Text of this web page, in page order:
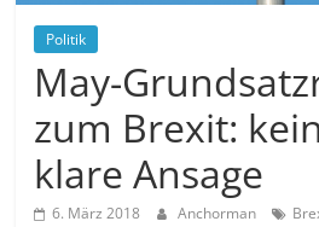
Politik
May-
zum Brexit:
klare Ansage
6. März 2018 Anchorman